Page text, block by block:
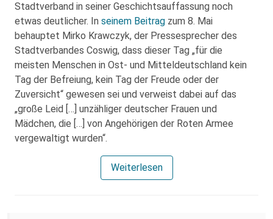
Stadtverband in seiner Geschichtsauffassung noch
etwas deutlicher. In seinem Beitrag zum 8. Mai
behauptet Mirko Krawczyk, der Pressesprecher des
Stadtverbandes Coswig, dass dieser Tag „für die
meisten Menschen in Ost- und Mitteldeutschland kein
Tag der Befreiung, kein Tag der Freude oder der
Zuversicht“ gewesen sei und verweist dabei auf das
„große Leid […] unzähliger deutscher Frauen und
Mädchen, die […] von Angehörigen der Roten Armee
vergewaltigt wurden“.
Weiterlesen